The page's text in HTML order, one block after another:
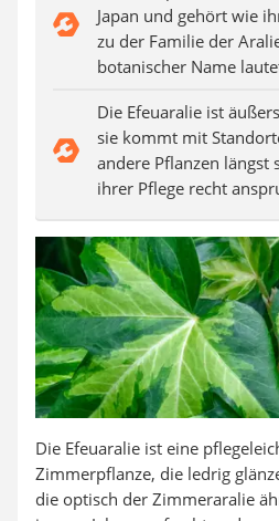
Japan und gehört wie
zu der Familie der
botanischer Name
Die Efeuaralie ist
sie kommt mit
andere Pflanzen längst
ihrer Pflege recht
Die Efeuaralie ist eine
Zimmerpflanze, die ledrig
die optisch der Zimmeraralie